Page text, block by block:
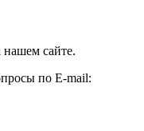
сайте.
по E-mail: